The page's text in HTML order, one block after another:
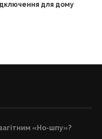
для дому
«Но-шпу»?